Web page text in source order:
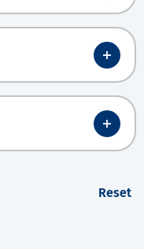
Reset